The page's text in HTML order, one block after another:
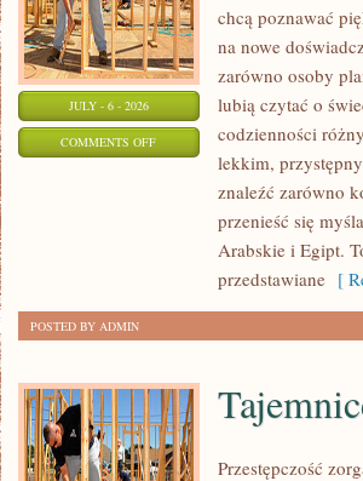
JULY - 6 - 2026
COMMENTS OFFON
chcą poznawać
na nowe
zarówno osoby
lubią czytać o
codzienności
lekkim,
znaleźć zarówno
przenieść się
Arabskie i Egipt.
przedstawiane [
POSTED BY ADMIN
Przestępczość